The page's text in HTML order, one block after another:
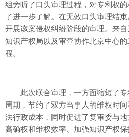
组旁听了口头审理过程，对专利权
了进一步了解。在无效口头审理结
开展该案侵权纠纷阶段的审理。来
知识产权局以及审查协作北京中心
程。
此次联合审理，一方面缩短了专
周期，节约了双方当事人的维权时
法行政成本，同时促进了复审委与
高确权和维权效率、加强知识产权